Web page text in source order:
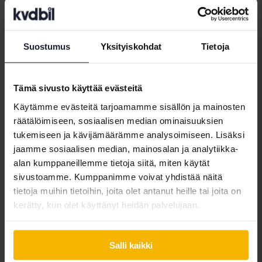
Suostumus Yksityiskohdat Tietoja
Tämä sivusto käyttää evästeitä
Käytämme evästeitä tarjoamamme sisällön ja mainosten
räätälöimiseen, sosiaalisen median ominaisuuksien
tukemiseen ja kävijämäärämme analysoimiseen. Lisäksi
jaamme sosiaalisen median, mainosalan ja analytiikka-
alan kumppaneillemme tietoja siitä, miten käytät
sivustoamme. Kumppanimme voivat yhdistää näitä
tietoja muihin tietoihin, joita olet antanut heille tai joita on
kerätty, kun olet käyttänyt heidän palvelujaan.
Salli kaikki
Automerkit
Alfa Romeo
Aston Martin
Audi
Bentley
BMW
BYD
Hyundai
Iveco
Jaguar
Jeep
KIA
Land Rover
Polestar
Porsche
Renault
Rolls-Royce
Saab